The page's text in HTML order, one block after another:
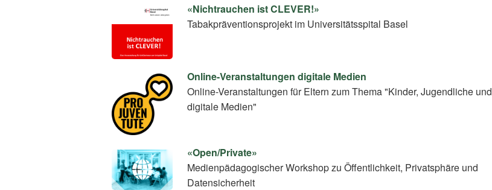
«Nichtrauchen ist CLEVER!»
Tabakpräventionsprojekt im Universitätsspital Basel
Online-Veranstaltungen digitale Medien
Online-Veranstaltungen für Eltern zum Thema "Kinder, Jugendliche und
digitale Medien"
«Open/Private»
Medienpädagogischer Workshop zu Öffentlichkeit, Privatsphäre und
Datensicherheit